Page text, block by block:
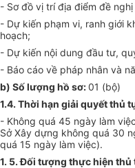
- Sơ đồ vị trí địa điểm đề
- Dự kiến phạm vi, ranh giới
hoạch;
- Dự kiến nội dung đầu tư,
- Báo cáo về pháp nhân và
b) Số lượng hồ sơ:01 (bộ)
1.4. Thời hạn giải quyết thủ
- Không quá 45 ngày làm
Sở Xây dựng không quá 30
quá 15 ngày làm việc).
1. 5. Đối tư­ợng thực hiện thủ